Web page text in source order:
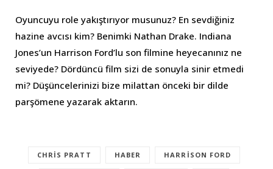
Oyuncuyu role yakıştırıyor musunuz? En sevdiğiniz
hazine avcısı kim? Benimki Nathan Drake. Indiana
Jones’un Harrison Ford’lu son filmine heyecanınız ne
seviyede? Dördüncü film sizi de sonuyla sinir etmedi
mi? Düşüncelerinizi bize milattan önceki bir dilde
parşömene yazarak aktarın.
CHRIS PRATT HABER HARRISON FORD